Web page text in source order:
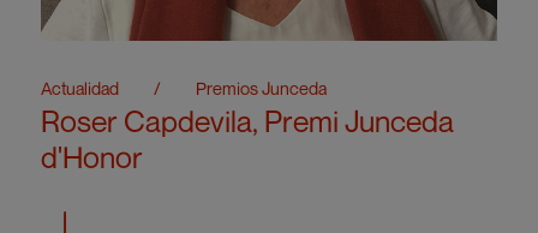
Actualidad / Premios Junceda
Roser Capdevila, Premi Junceda
d'Honor